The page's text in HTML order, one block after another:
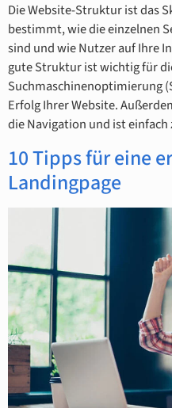
Die Website-Struktur ist das
bestimmt, wie die einzelnen
sind und wie Nutzer auf Ihre
gute Struktur ist wichtig für
Suchmaschinenoptimierung
Erfolg Ihrer Website.
die Navigation und ist
10 Tipps für eine
Landingpage